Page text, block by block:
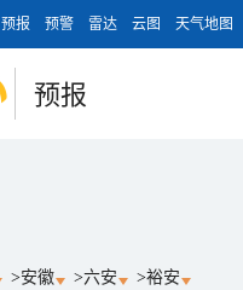
预报 预警 雷达 云图 天气地图
预报
>安徽 >六安 >裕安